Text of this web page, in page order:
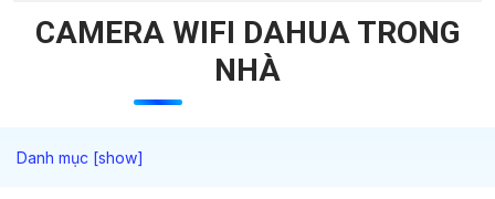
CAMERA WIFI DAHUA TRONG
NHÀ